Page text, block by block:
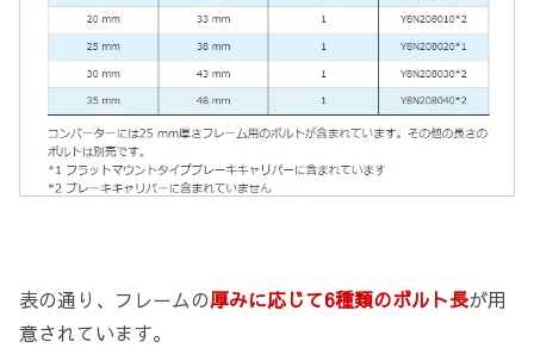
表の通り、フレームの厚みに応じて6種類のボルト長が用
意されています。